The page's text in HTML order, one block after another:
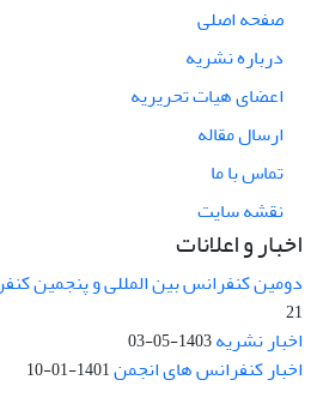
صفحه اصلی
درباره نشریه
اعضای هیات تحریریه
ارسال مقاله
تماس با ما
نقشه سایت
اخبار و اعلانات
دومین کنفرانس بین المللی و پنجمین
21
اخبار نشریه1403-05-03
اخبار کنفرانس های انجمن1401-01-10